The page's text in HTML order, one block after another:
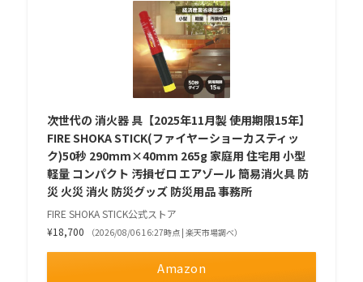
次世代の 消火器 具【2025年11月製 使用期限15年】
FIRE SHOKA STICK(ファイヤーショーカスティッ
ク)50秒 290mm×40mm 265g 家庭用 住宅用 小型
軽量 コンパクト 汚損ゼロ エアゾール 簡易消火具 防
災 火災 消火 防災グッズ 防災用品 事務所
FIRE SHOKA STICK公式ストア
¥18,700
（2026/08/06 16:27時点 | 楽天市場調べ）
Amazon